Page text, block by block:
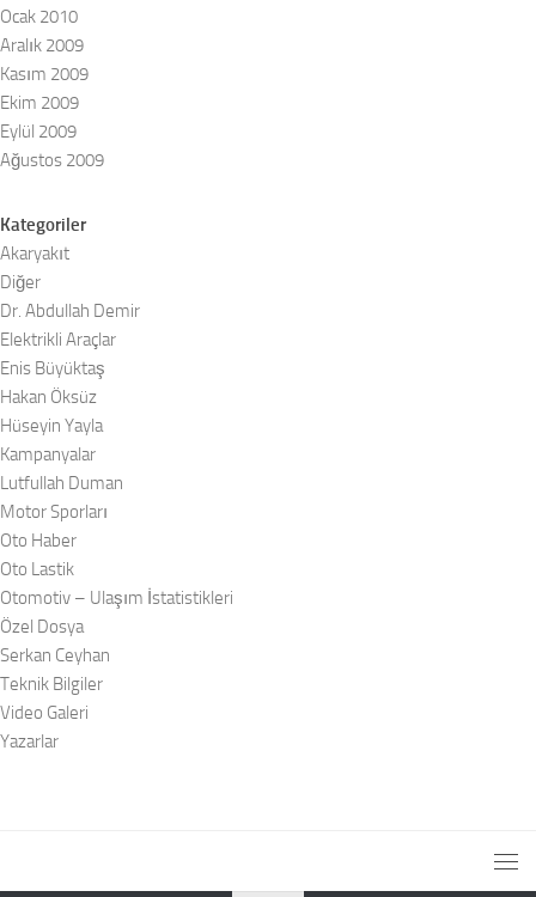
Ocak 2010
Aralık 2009
Kasım 2009
Ekim 2009
Eylül 2009
Ağustos 2009
Kategoriler
Akaryakıt
Diğer
Dr. Abdullah Demir
Elektrikli Araçlar
Enis Büyüktaş
Hakan Öksüz
Hüseyin Yayla
Kampanyalar
Lutfullah Duman
Motor Sporları
Oto Haber
Oto Lastik
Otomotiv – Ulaşım İstatistikleri
Özel Dosya
Serkan Ceyhan
Teknik Bilgiler
Video Galeri
Yazarlar